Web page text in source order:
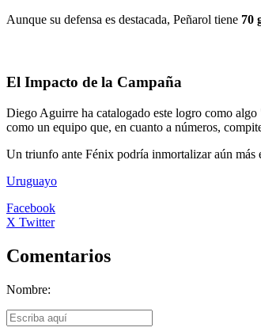
Aunque su defensa es destacada, Peñarol tiene 70
El Impacto de la Campaña
Diego Aguirre ha catalogado este logro como
como un equipo que, en cuanto a números,
Un triunfo ante Fénix podría inmortalizar aún
Uruguayo
Facebook
X Twitter
Comentarios
Nombre: